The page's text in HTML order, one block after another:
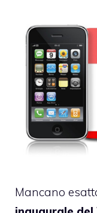
Mancano